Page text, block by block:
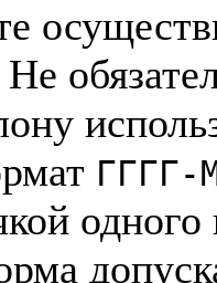
ГГГГ-